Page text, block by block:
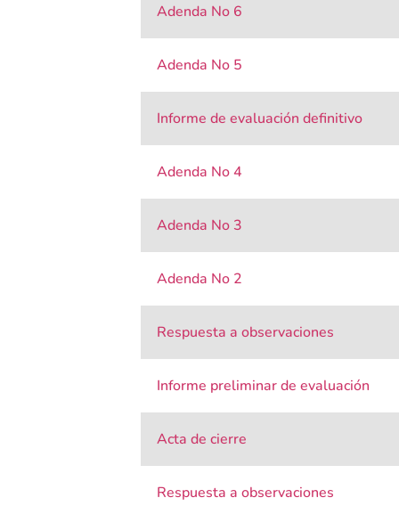
Adenda No 6
Adenda No 5
Informe de evaluación definitivo
Adenda No 4
Adenda No 3
Adenda No 2
Respuesta a observaciones
Informe preliminar de evaluación
Acta de cierre
Respuesta a observaciones